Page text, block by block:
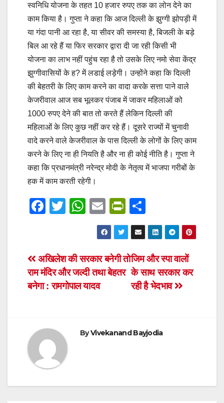
स्वनिधि योजना के तहत 10 हजार रुपए तक का लोन देने का
काम किया है। गुप्ता ने कहा कि आज दिल्ली के झुग्गी झोपड़ी में
या गंदा पानी आ रहा है, या सीवर की समस्या है, बिजली के बड़े
बिल आ रहे हैं या फिर सरकार द्वारा दी जा रही किसी भी
योजना का लाभ नहीं पहुंच रहा है तो उसके लिए नमो सेवा केंद्र
झुग्गीवासियों के ह? में लडाई लड़ेगी। उन्होंने कहा कि दिल्ली
की बेहतरी के लिए काम करने का वादा करके सत्ता पाने वाले
केजरीवाल आज सब भूलकर पंजाब में जाकर महिलाओं को
1000 रुपए देने की बात तो करते हैं लेकिन दिल्ली की
महिलाओं के लिए कुछ नहीं कर रहे हैं। दूसरे राज्यों में चुनावी
वादे करने वाले केजरीवाल के पास दिल्ली के लोगों के लिए काम
करने के लिए ना ही नियति है और ना ही कोई नीति है। गुप्ता ने
कहा कि प्रधानमंत्री नरेन्द्र मोदी के नेतृत्व में भाजपा गरीबों के
हक में काम करती रहेगी।
F
e
b
o
T
er
W
at
s
A
p
E
m
ail
Pr
in
tF
ri
e
n
h
ar
e
Post
navigation
जिम और स्पा वालों
के साथ सरकार कर
रही है भेदभाव
अखिलेश की सरकार बनेगी तो
राम मंदिर और जल्दी तथा बेहतर
बनेगा : रामगोपाल यादव
ByVivekanand Bayjodia